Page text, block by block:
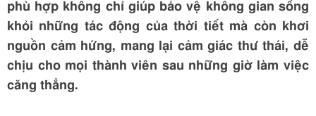
phù hợp không chỉ giúp bảo vệ không gian sống
khỏi những tác động của thời tiết mà còn khơi
nguồn cảm hứng, mang lại cảm giác thư thái, dễ
chịu cho mọi thành viên sau những giờ làm việc
căng thẳng.